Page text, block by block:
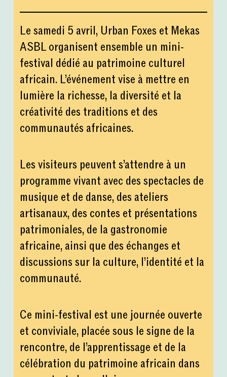
Le samedi 5 avril, Urban Foxes et Mekas
ASBL organisent ensemble un mini-
festival dédié au patrimoine culturel
africain. L’événement vise à mettre en
lumière la richesse, la diversité et la
créativité des traditions et des
communautés africaines.
Les visiteurs peuvent s’attendre à un
programme vivant avec des spectacles de
musique et de danse, des ateliers
artisanaux, des contes et présentations
patrimoniales, de la gastronomie
africaine, ainsi que des échanges et
discussions sur la culture, l’identité et la
communauté.
Ce mini-festival est une journée ouverte
et conviviale, placée sous le signe de la
rencontre, de l’apprentissage et de la
célébration du patrimoine africain dans